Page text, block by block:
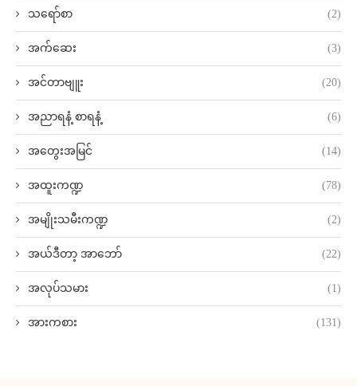
သရော်စာ (2)
အက်ဆေး (3)
အင်တာဗျူး (20)
အညာရနံ့ စာရနံ့ (6)
အတွေးအမြင် (14)
အထူးကဏ္ဍ (78)
အမျိုးသမီးကဏ္ဍ (2)
အယ်ဒီတာ့ အာဘော် (22)
အလုပ်သမား (1)
အားကစား (131)